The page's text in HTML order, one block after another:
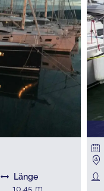
Länge
10.45 m